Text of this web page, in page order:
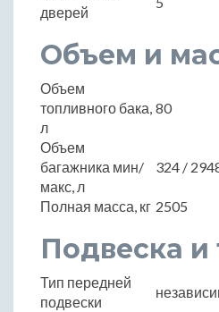
дверей
Объем и
Объем
топливного бака,
л
80
Объем
багажника мин/
макс, л
324 /
Полная масса, кг 2505
Подвеска и
Тип передней
подвески